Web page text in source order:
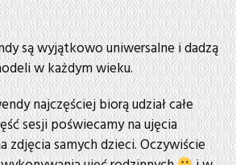
są wyjątkowo uniwersalne i dadzą
w każdym wieku.
najczęściej biorą udział całe
sesji poświecamy na ujęcia
zdjęcia samych dzieci. Oczywiście